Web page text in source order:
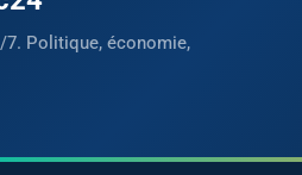
Politique, économie,